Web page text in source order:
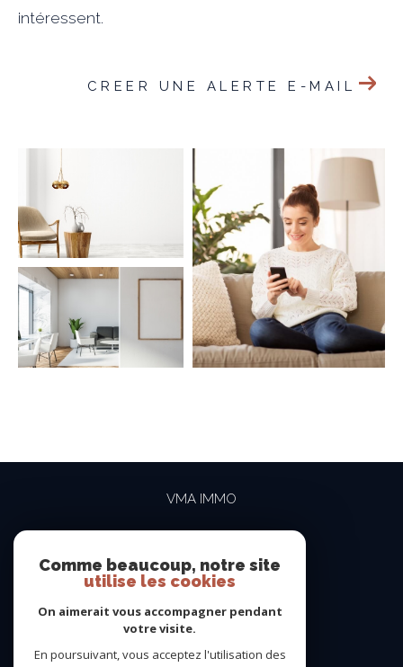
intéressent.
CREER UNE ALERTE E-MAIL
VMA IMMO
contact@vma-immo.com
19 rue des Rosiéristes
NOUS SUIVRE SUR
Comme beaucoup, notre site
utilise les cookies
On aimerait vous accompagner pendant
votre visite.
En poursuivant, vous acceptez l'utilisation des